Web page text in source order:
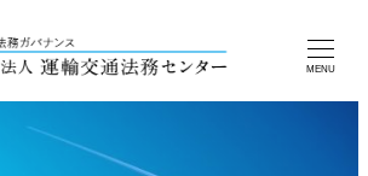
MENU